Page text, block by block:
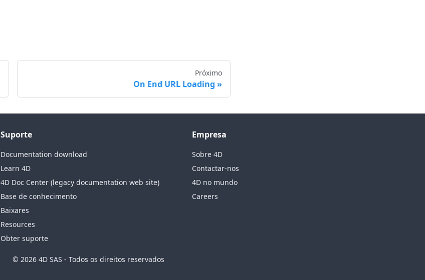
Próximo
On End URL Loading
Suporte
Documentation download
Learn 4D
4D Doc Center (legacy documentation web site)
Base de conhecimento
Baixares
Resources
Obter suporte
Empresa
Sobre 4D
Contactar-nos
4D no mundo
Careers
© 2026 4D SAS - Todos os direitos reservados